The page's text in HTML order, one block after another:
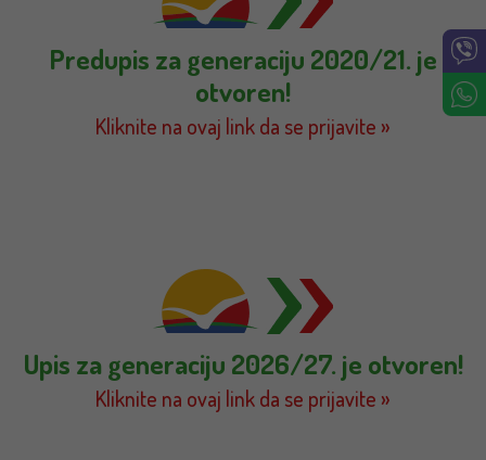
Predupis za generaciju 2020/21. je
otvoren!
Kliknite na ovaj link da se prijavite »
Upis za generaciju 2026/27. je otvoren!
Kliknite na ovaj link da se prijavite »